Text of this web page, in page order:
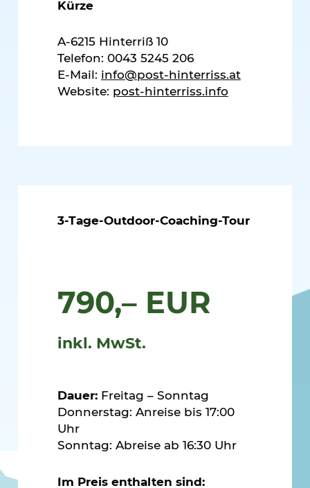
Kürze
A-6215 Hinterriß 10
Telefon: 0043 5245 206
E-Mail: info@post-hinterriss.at
Website: post-hinterriss.info
3-Tage-Outdoor-Coaching-Tour
790,– EUR
inkl. MwSt.
Dauer: Freitag – Sonntag
Donnerstag: Anreise bis 17:00
Uhr
Sonntag: Abreise ab 16:30 Uhr
Im Preis enthalten sind: